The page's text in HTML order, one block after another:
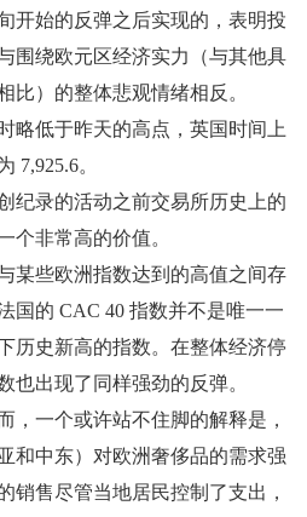
开始的反弹之后实现的，表明投
围绕欧元区经济实力（与其他具
比）的整体悲观情绪相反。
略低于昨天的高点，英国时间上
7,925.6。
纪录的活动之前交易所历史上的
个非常高的价值。
某些欧洲指数达到的高值之间存
国的 CAC 40 指数并不是唯一一
历史新高的指数。在整体经济停
也出现了同样强劲的反弹。
，一个或许站不住脚的解释是，
和中东）对欧洲奢侈品的需求强
销售尽管当地居民控制了支出，